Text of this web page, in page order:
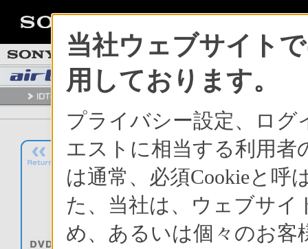
当社ウェブサイト
用しております。
プライバシー設定、ロ
エストに相当する利用者
は通常、必須Cookieと呼
た、当社は、ウェブサ
め、あるいは個々のお